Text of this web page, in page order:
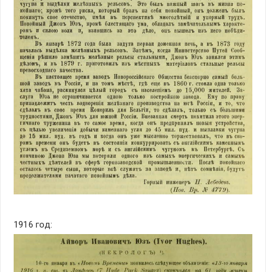
1916 год: